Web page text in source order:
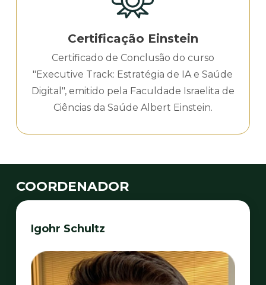
Certificação Einstein
Certificado de Conclusão do curso
"Executive Track: Estratégia de IA e Saúde
Digital", emitido pela Faculdade Israelita de
Ciências da Saúde Albert Einstein.
COORDENADOR
Igohr Schultz